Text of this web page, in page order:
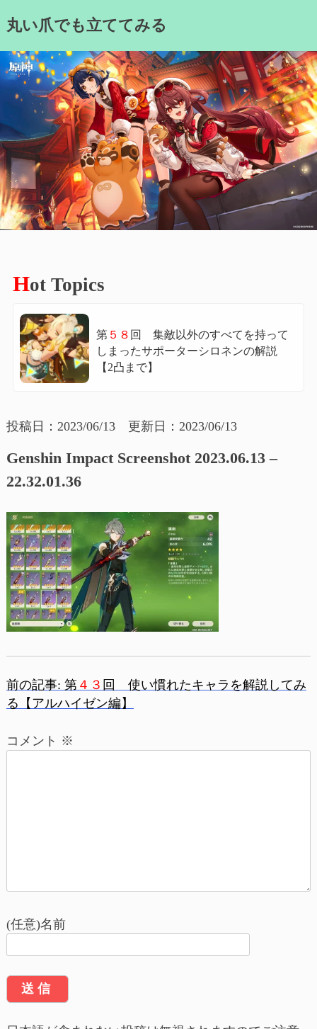
to丸い爪でも立ててみる
Hot Topics
第５８ 回 集敵以外のすべてを持って
しまったサポーターシロネンの解説
【2凸まで】
投稿日：2023/06/13 更新日：2023/06/13
Genshin Impact Screenshot 2023.06.13 –
22.32.01.36
投
ン
前の記事: 第４３ 回 使い慣れたキャラを解説してみ
る【アルハイゼン編】
コメント ※
(任意)名前